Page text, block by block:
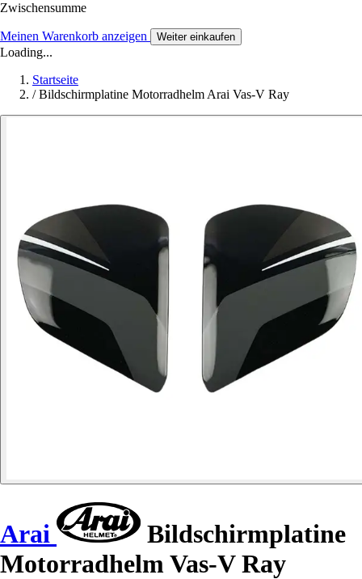
Zwischensumme
Meinen Warenkorb anzeigen Weiter einkaufen
Loading...
Startseite
/ Bildschirmplatine Motorradhelm Arai Vas-V Ray
Arai
Bildschirmplatine
Motorradhelm Vas-V Ray